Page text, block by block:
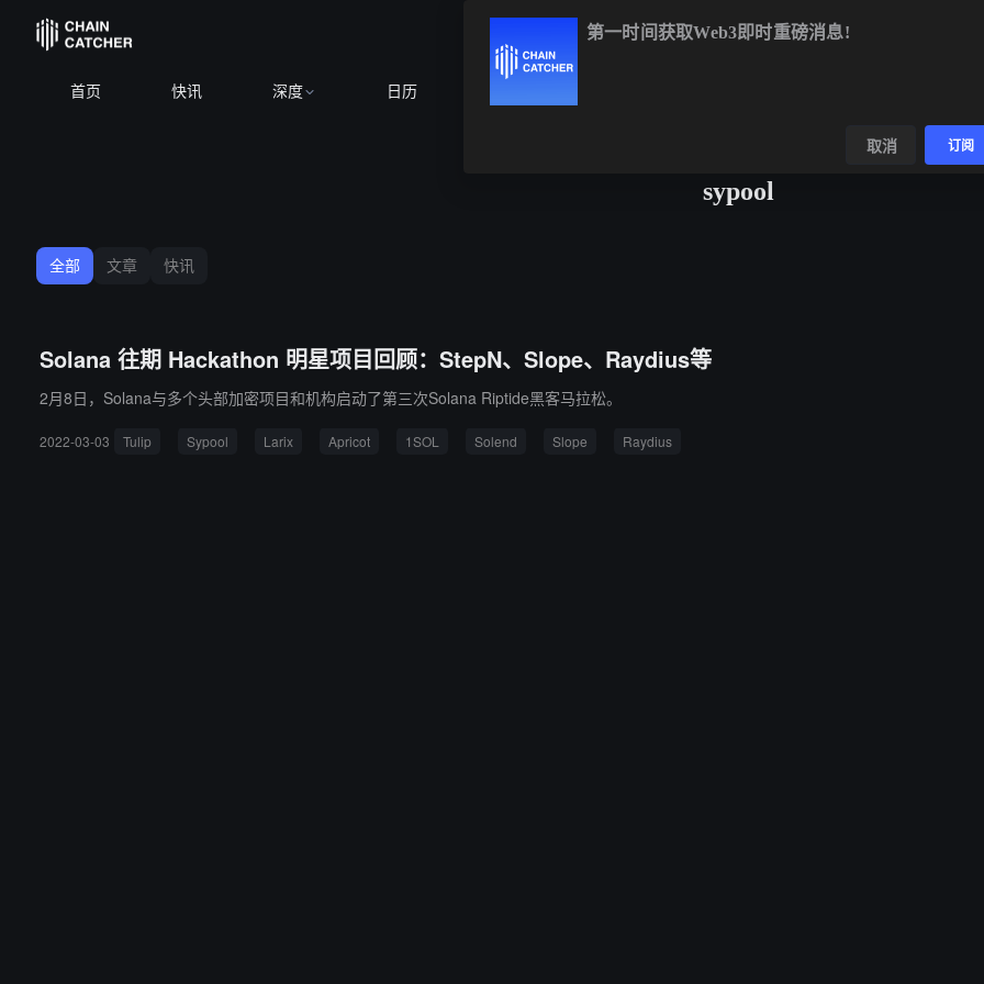
首页 快讯 深度 日历
sypool
全部 文章 快讯
Solana 往期 Hackathon 明星项目回顾：StepN、Slope、Raydius等
2月8日，Solana与多个头部加密项目和机构启动了第三次Solana Riptide黑客马拉松。
2022-03-03 Tulip Sypool Larix Apricot 1SOL Solend Slope Raydius
第一时间获取Web3即时重磅消息!
取消 订阅